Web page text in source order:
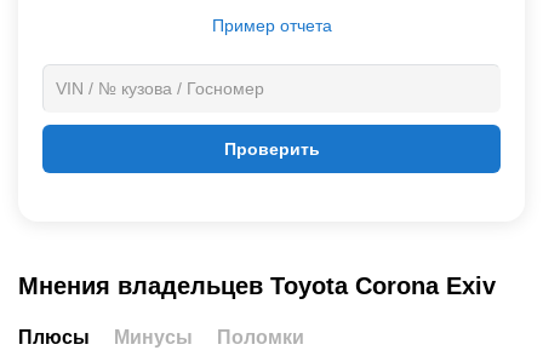
Проверить
Пример отчета
Мнения владельцев Toyota Corona Exiv
Плюсы Минусы Поломки